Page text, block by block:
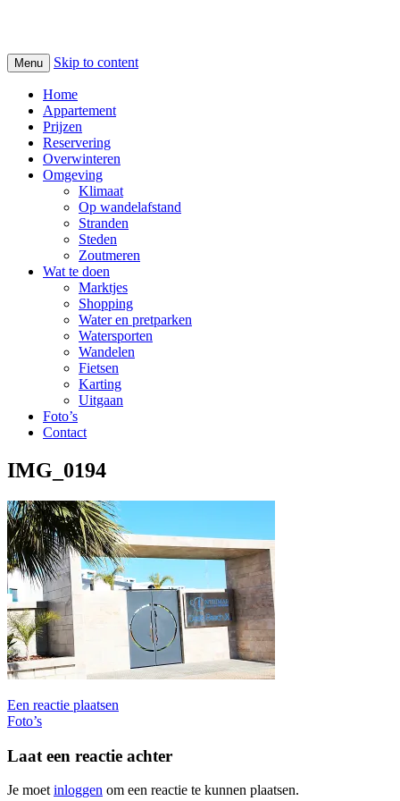
Menu Skip to content
Home
Appartement
Prijzen
Reservering
Overwinteren
Omgeving
Klimaat
Op wandelafstand
Stranden
Steden
Zoutmeren
Wat te doen
Marktjes
Shopping
Water en pretparken
Watersporten
Wandelen
Fietsen
Karting
Uitgaan
Foto’s
Contact
IMG_0194
Een reactie plaatsen
Bericht
navigatie
Foto’s
Laat een reactie achter
Je moet inloggen om een reactie te kunnen plaatsen.